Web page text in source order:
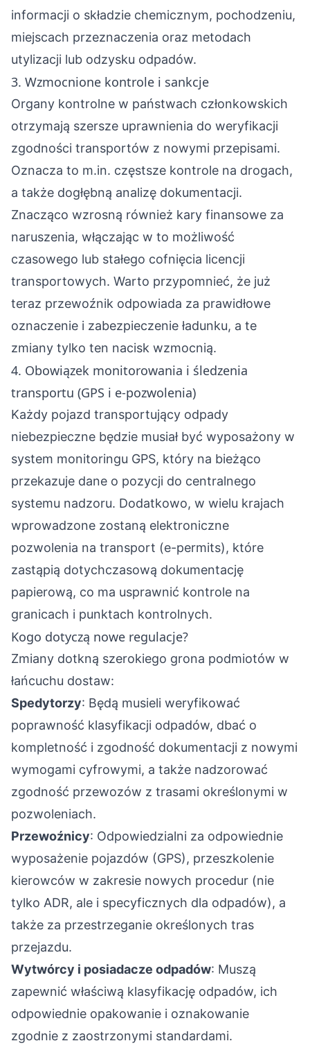
informacji o składzie chemicznym, pochodzeniu,
miejscach przeznaczenia oraz metodach
utylizacji lub odzysku odpadów.
3. Wzmocnione kontrole i sankcje
Organy kontrolne w państwach członkowskich
otrzymają szersze uprawnienia do weryfikacji
zgodności transportów z nowymi przepisami.
Oznacza to m.in. częstsze kontrole na drogach,
a także dogłębną analizę dokumentacji.
Znacząco wzrosną również kary finansowe za
naruszenia, włączając w to możliwość
czasowego lub stałego cofnięcia licencji
transportowych. Warto przypomnieć, że już
teraz przewoźnik odpowiada za prawidłowe
oznaczenie i zabezpieczenie ładunku, a te
zmiany tylko ten nacisk wzmocnią.
4. Obowiązek monitorowania i śledzenia
transportu (GPS i e-pozwolenia)
Każdy pojazd transportujący odpady
niebezpieczne będzie musiał być wyposażony w
system monitoringu GPS, który na bieżąco
przekazuje dane o pozycji do centralnego
systemu nadzoru. Dodatkowo, w wielu krajach
wprowadzone zostaną elektroniczne
pozwolenia na transport (e-permits), które
zastąpią dotychczasową dokumentację
papierową, co ma usprawnić kontrole na
granicach i punktach kontrolnych.
Kogo dotyczą nowe regulacje?
Zmiany dotkną szerokiego grona podmiotów w
łańcuchu dostaw:
Spedytorzy: Będą musieli weryfikować
poprawność klasyfikacji odpadów, dbać o
kompletność i zgodność dokumentacji z nowymi
wymogami cyfrowymi, a także nadzorować
zgodność przewozów z trasami określonymi w
pozwoleniach.
Przewoźnicy: Odpowiedzialni za odpowiednie
wyposażenie pojazdów (GPS), przeszkolenie
kierowców w zakresie nowych procedur (nie
tylko ADR, ale i specyficznych dla odpadów), a
także za przestrzeganie określonych tras
przejazdu.
Wytwórcy i posiadacze odpadów: Muszą
zapewnić właściwą klasyfikację odpadów, ich
odpowiednie opakowanie i oznakowanie
zgodnie z zaostrzonymi standardami.